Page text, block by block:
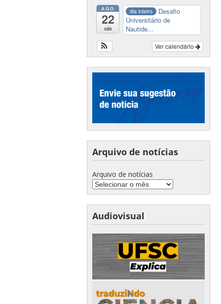
AGO
22
sáb
dia inteiro
Desafio
Universitário de
Nautide...
Ver calendário
Arquivo de notícias
Arquivo de notícias
Audiovisual